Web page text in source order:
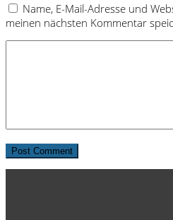
Name, E-Mail-Adresse und
meinen nächsten Kommentar